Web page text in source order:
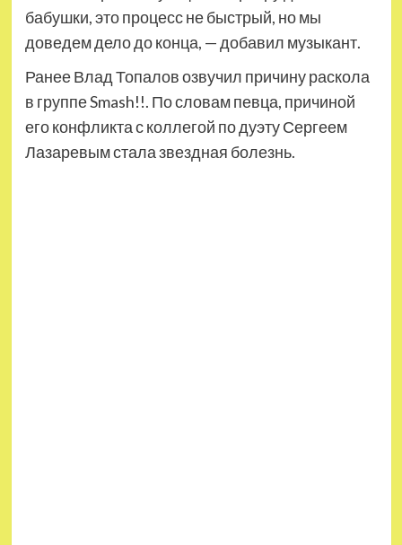
бабушки, это процесс не быстрый, но мы
доведем дело до конца, — добавил музыкант.
Ранее Влад Топалов озвучил причину раскола
в группе Smash!!. По словам певца, причиной
его конфликта с коллегой по дуэту Сергеем
Лазаревым стала звездная болезнь.